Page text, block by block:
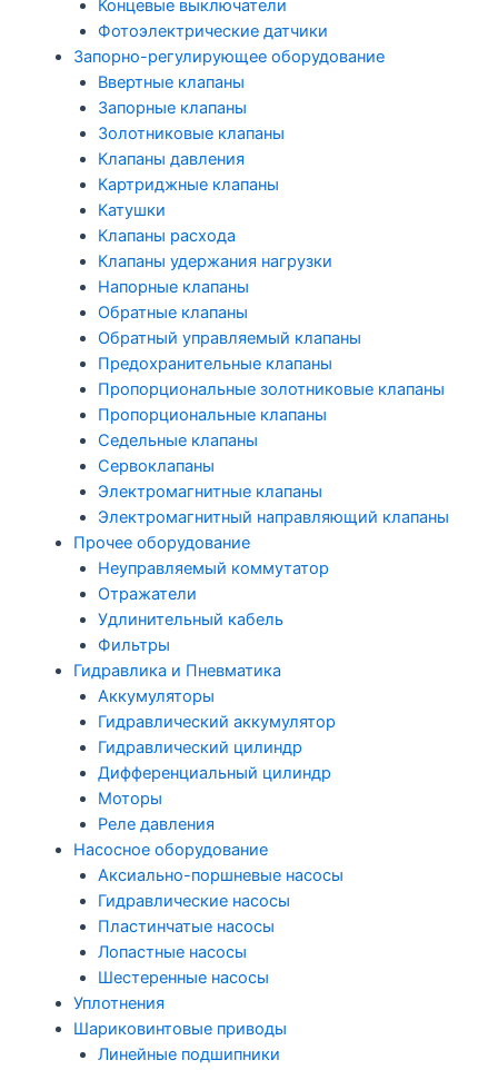
Концевые выключатели
Фотоэлектрические датчики
Запорно-регулирующее оборудование
Ввертные клапаны
Запорные клапаны
Золотниковые клапаны
Клапаны давления
Картриджные клапаны
Катушки
Клапаны расхода
Клапаны удержания нагрузки
Напорные клапаны
Обратные клапаны
Обратный управляемый клапаны
Предохранительные клапаны
Пропорциональные золотниковые клапаны
Пропорциональные клапаны
Седельные клапаны
Сервоклапаны
Электромагнитные клапаны
Электромагнитный направляющий клапаны
Прочее оборудование
Неуправляемый коммутатор
Отражатели
Удлинительный кабель
Фильтры
Гидравлика и Пневматика
Аккумуляторы
Гидравлический аккумулятор
Гидравлический цилиндр
Дифференциальный цилиндр
Моторы
Реле давления
Насосное оборудование
Аксиально-поршневые насосы
Гидравлические насосы
Пластинчатые насосы
Лопастные насосы
Шестеренные насосы
Уплотнения
Шариковинтовые приводы
Линейные подшипники